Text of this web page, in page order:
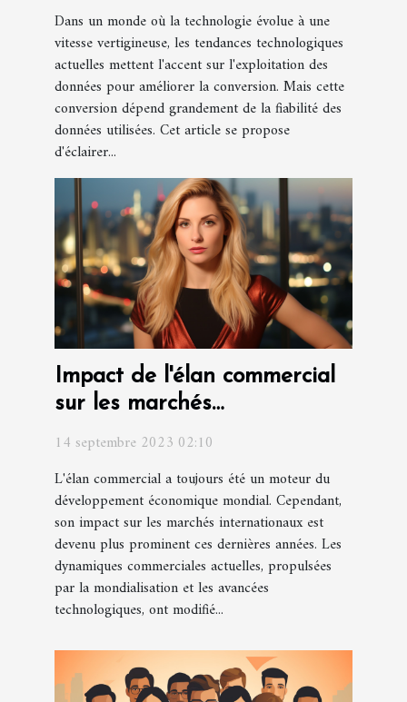
Dans un monde où la technologie évolue à une
vitesse vertigineuse, les tendances technologiques
actuelles mettent l'accent sur l'exploitation des
données pour améliorer la conversion. Mais cette
conversion dépend grandement de la fiabilité des
données utilisées. Cet article se propose
d'éclairer...
Impact de l'élan commercial
sur les marchés
14 septembre 2023 02:10
L'élan commercial a toujours été un moteur du
développement économique mondial. Cependant,
son impact sur les marchés internationaux est
devenu plus prominent ces dernières années. Les
dynamiques commerciales actuelles, propulsées
par la mondialisation et les avancées
technologiques, ont modifié...